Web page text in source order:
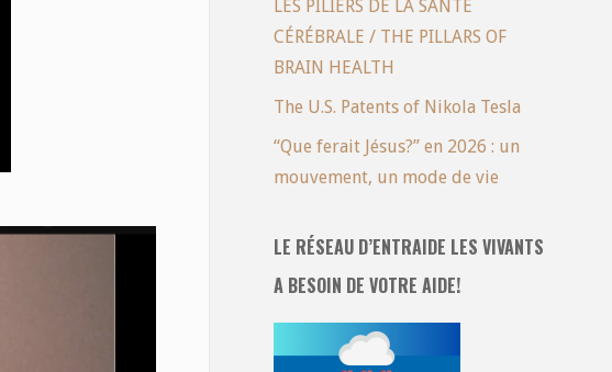
LES PILIERS DE LA SANTÉ
CÉRÉBRALE / THE PILLARS OF
BRAIN HEALTH
The U.S. Patents of Nikola Tesla
“Que ferait Jésus?” en 2026 : un
mouvement, un mode de vie
LE RÉSEAU D’ENTRAIDE LES VIVANTS
A BESOIN DE VOTRE AIDE!